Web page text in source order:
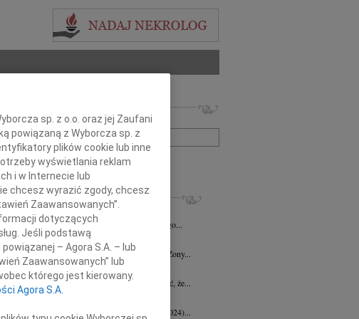
Imię i nazwisko lub numer ogłoszenia:
+ szukanie zaawansowane
INNE NEKROLOGI
Witold Halka wiek: 89 21.07.2026
Z wielkim żalem i smutkiem żegnamy naszego...
Jadwiga Czajka 16.07.2026
Panu Andrzejowi Czajce z powodu śmierci Żony...
Adam Borowski
10.07.2026
Z wielkim smutkiem przyjęłyśmy wiadomość, że...
Alina Augustynowicz
Alina Augustynowicz z domu Hinz (1979-2024)...
sp. z o.o. oraz jej Zaufani
powiązaną z Wyborcza sp. z
plików cookie lub inne
wyświetlania reklam
i w Internecie lub
chcesz wyrazić zgody, chcesz
Zaawansowanych”.
dotyczących
Jeśli podstawą
– Agora S.A. – lub
Zaawansowanych” lub
którego jest kierowany.
Agora S.A.